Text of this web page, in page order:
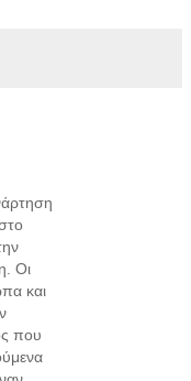
Οι
και
που